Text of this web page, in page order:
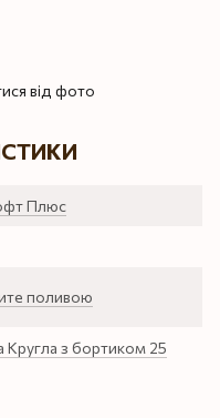
від фото
Плюс
поливою
Кругла з бортиком 25